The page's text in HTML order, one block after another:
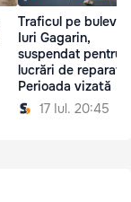
Traficul pe
Iuri Gagarin,
suspendat pentru
lucrări de
Perioada vizată
17 Iul. 20:45